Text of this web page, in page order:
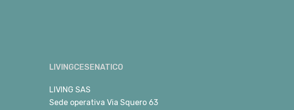
LIVINGCESENATICO
LIVING SAS
Sede operativa Via Squero 63